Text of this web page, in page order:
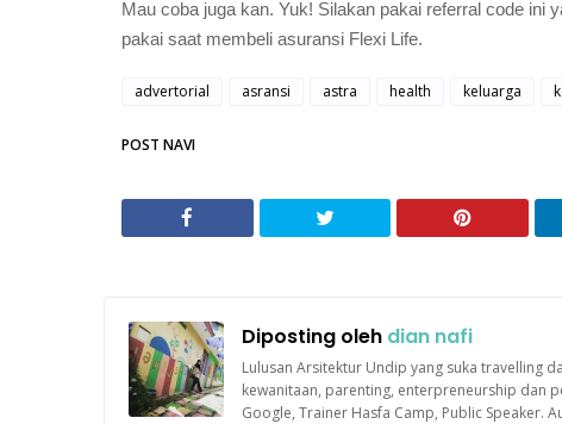
Mau coba juga kan. Yuk! Silakan pakai referral code ini
pakai saat membeli asuransi Flexi Life.
advertorial asransi astra health keluarga
POST NAVI
Diposting oleh dian nafi
Lulusan Arsitektur Undip yang suka travelling
kewanitaan, parenting, enterpreneurship dan
Google, Trainer Hasfa Camp, Public Speaker.